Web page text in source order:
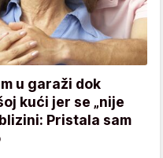
u garaži dok
kući jer se „nije
Pristala sam